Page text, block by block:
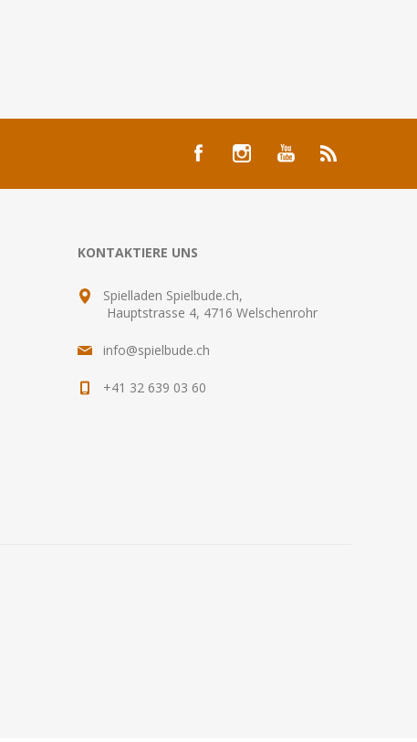
KONTAKTIERE UNS
Spielladen Spielbude.ch,
Hauptstrasse 4, 4716 Welschenrohr
info@spielbude.ch
+41 32 639 03 60